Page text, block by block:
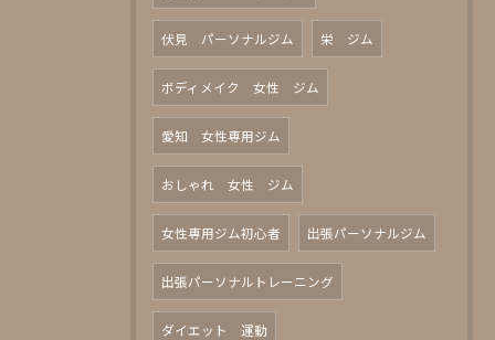
伏見 パーソナルジム 栄 ジム
ボディメイク 女性 ジム
愛知 女性専用ジム
おしゃれ 女性 ジム
女性専用ジム初心者 出張パーソナルジム
出張パーソナルトレーニング
ダイエット 運動